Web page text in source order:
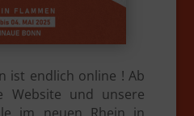
ist endlich online ! Ab
Website und unsere